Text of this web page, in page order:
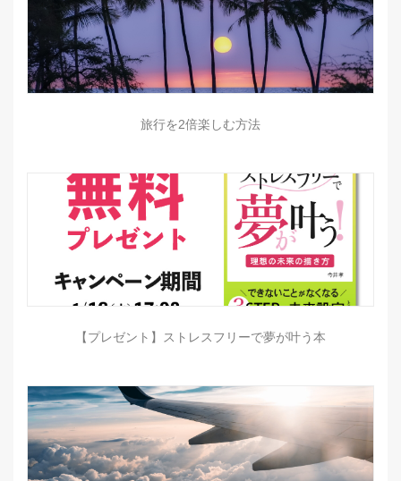
旅行を2倍楽しむ方法
【プレゼント】ストレスフリーで夢が叶う本